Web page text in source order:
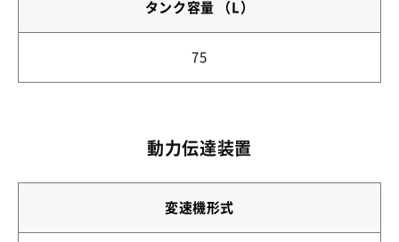
タンク容量 （L）
75
動力伝達装置
変速機形式